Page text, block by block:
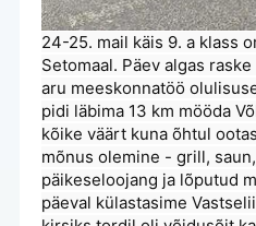
24-25. mail käis 9. a klass
Setomaal. Päev algas
aru meeskonnatöö
pidi läbima 13 km mööda
kõike väärt kuna õhtul
mõnus olemine - grill,
päikeseloojang ja lõputud
päeval külastasime